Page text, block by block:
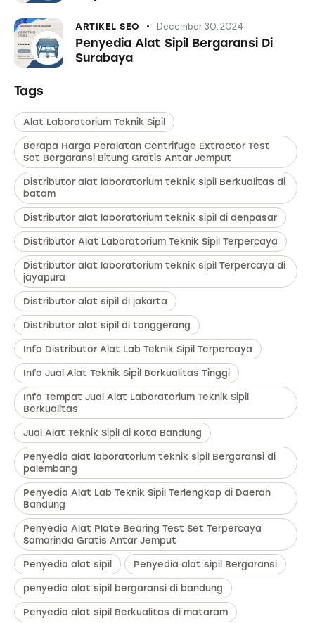
ARTIKEL SEO December 30, 2024
Penyedia Alat Sipil Bergaransi Di
Surabaya
Tags
Alat Laboratorium Teknik Sipil
Berapa Harga Peralatan Centrifuge Extractor Test
Set Bergaransi Bitung Gratis Antar Jemput
Distributor alat laboratorium teknik sipil Berkualitas di
batam
Distributor alat laboratorium teknik sipil di denpasar
Distributor Alat Laboratorium Teknik Sipil Terpercaya
Distributor alat laboratorium teknik sipil Terpercaya di
jayapura
Distributor alat sipil di jakarta
Distributor alat sipil di tanggerang
Info Distributor Alat Lab Teknik Sipil Terpercaya
Info Jual Alat Teknik Sipil Berkualitas Tinggi
Info Tempat Jual Alat Laboratorium Teknik Sipil
Berkualitas
Jual Alat Teknik Sipil di Kota Bandung
Penyedia alat laboratorium teknik sipil Bergaransi di
palembang
Penyedia Alat Lab Teknik Sipil Terlengkap di Daerah
Bandung
Penyedia Alat Plate Bearing Test Set Terpercaya
Samarinda Gratis Antar Jemput
Penyedia alat sipil Penyedia alat sipil Bergaransi
penyedia alat sipil bergaransi di bandung
Penyedia alat sipil Berkualitas di mataram